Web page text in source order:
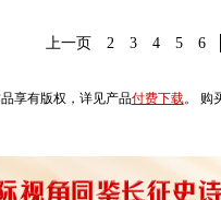
上一页 2 3 4 5 6
享有版权，详见产品付费下载。 购